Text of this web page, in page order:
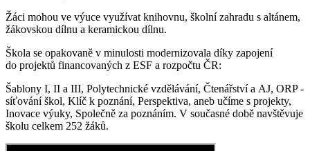
Žáci mohou ve výuce využívat knihovnu, školní zahradu s altánem,
žákovskou dílnu a keramickou dílnu.
Škola se opakovaně v minulosti modernizovala díky zapojení
do projektů financovaných z ESF a rozpočtu ČR:
Šablony I, II a III, Polytechnické vzdělávání, Čtenářství a AJ, ORP -
síťování škol, Klíč k poznání, Perspektiva, aneb učíme s projekty,
Inovace výuky, Společně za poznáním. V současné době navštěvuje
školu celkem 252 žáků.